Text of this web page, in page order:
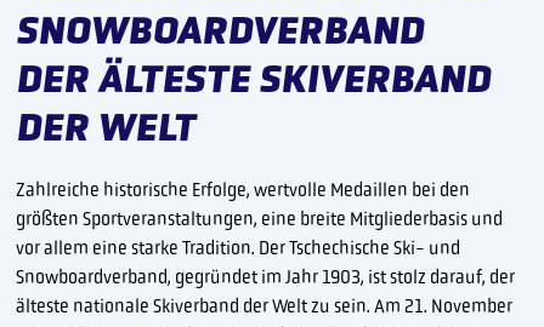
SNOWBOARDVERBAND
DER ÄLTESTE SKIVERBAND
DER WELT
Zahlreiche historische Erfolge, wertvolle Medaillen bei den
größten Sportveranstaltungen, eine breite Mitgliederbasis und
vor allem eine starke Tradition. Der Tschechische Ski- und
Snowboardverband, gegründet im Jahr 1903, ist stolz darauf, der
älteste nationale Skiverband der Welt zu sein. Am 21. November